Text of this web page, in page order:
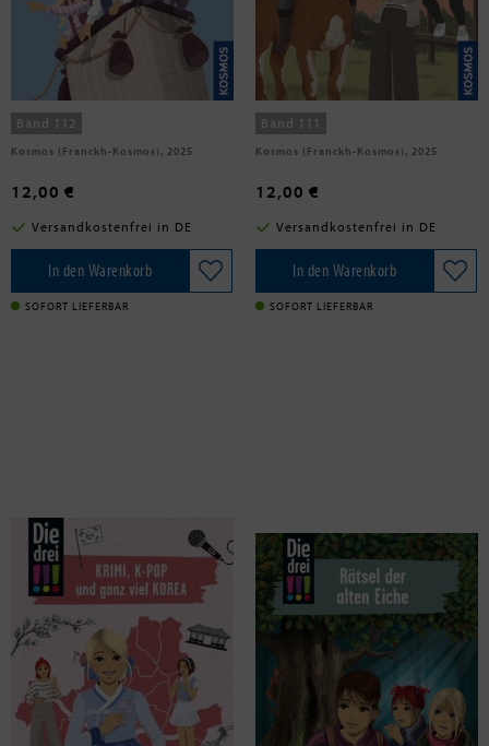
Vogel, Kirsten
Die drei !!!, 112, Einsatz im
Heißluftballon
Band 112
Kosmos (Franckh-Kosmos), 2025
12,00 €
Versandkostenfrei in DE
In den Warenkorb
SOFORT LIEFERBAR
Heger, Ann-Katrin
Die drei !!!, 111, Der Ponyhof-
Skandal
Band 111
Kosmos (Franckh-Kosmos), 2025
12,00 €
Versandkostenfrei in DE
In den Warenkorb
SOFORT LIEFERBAR